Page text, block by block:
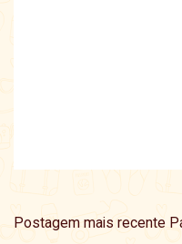
Postagem mais recente